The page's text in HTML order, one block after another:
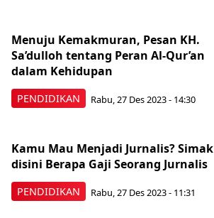
PENDIDIKAN
Menuju Kemakmuran, Pesan KH.
Sa’dulloh tentang Peran Al-Qur’an
dalam Kehidupan
Rabu, 27 Des 2023 - 14:30
PENDIDIKAN
Kamu Mau Menjadi Jurnalis? Simak
disini Berapa Gaji Seorang Jurnalis
Rabu, 27 Des 2023 - 11:31